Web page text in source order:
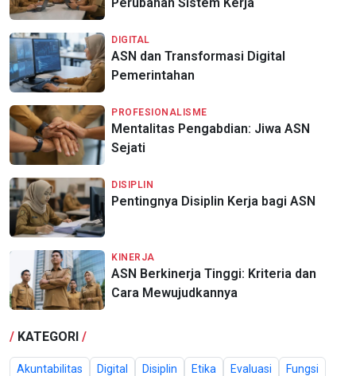
DIGITAL
ASN dan Transformasi Digital
Pemerintahan
PROFESIONALISME
Mentalitas Pengabdian: Jiwa ASN
Sejati
DISIPLIN
Pentingnya Disiplin Kerja bagi ASN
KINERJA
ASN Berkinerja Tinggi: Kriteria dan
Cara Mewujudkannya
/ KATEGORI /
Akuntabilitas Digital Disiplin Etika Evaluasi
Fungsi